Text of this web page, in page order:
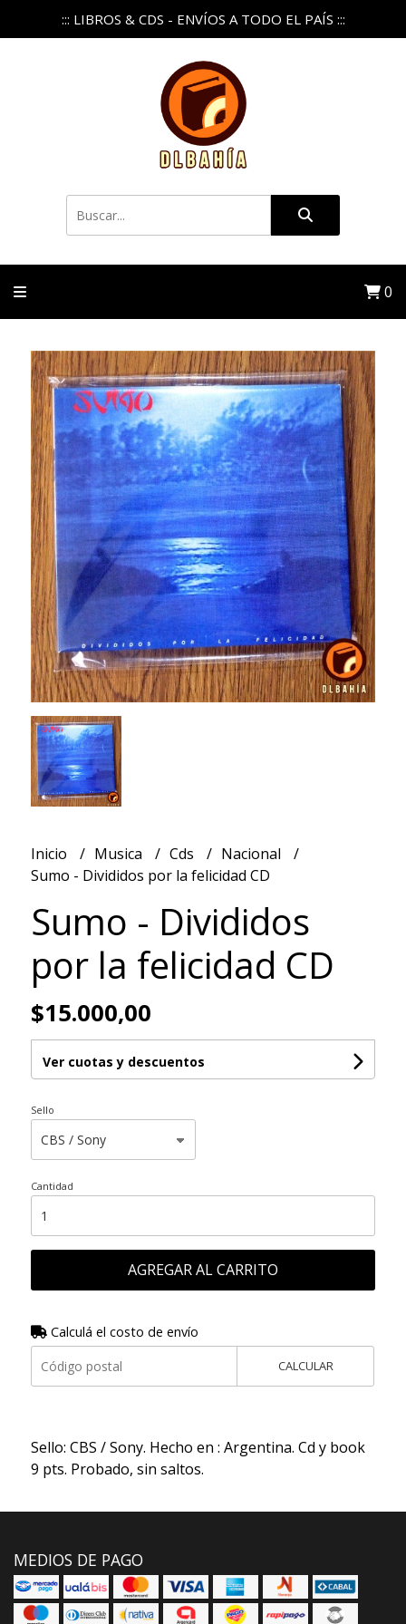
::: LIBROS & CDS - ENVÍOS A TODO EL PAÍS :::
0
Inicio Musica Cds
Nacional
Sumo - Divididos por la felicidad CD
Sumo - Divididos
por la felicidad CD
$15.000,00
Ver cuotas y descuentos
Sello
Cantidad
AGREGAR AL CARRITO
Calculá el costo de envío
CALCULAR
Sello: CBS / Sony. Hecho en : Argentina. Cd y book
9 pts. Probado, sin saltos.
MEDIOS DE PAGO